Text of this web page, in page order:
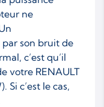
ne
son bruit de
c’est qu’il
votre RENAULT
Si c’est le cas,